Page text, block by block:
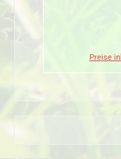
Preise